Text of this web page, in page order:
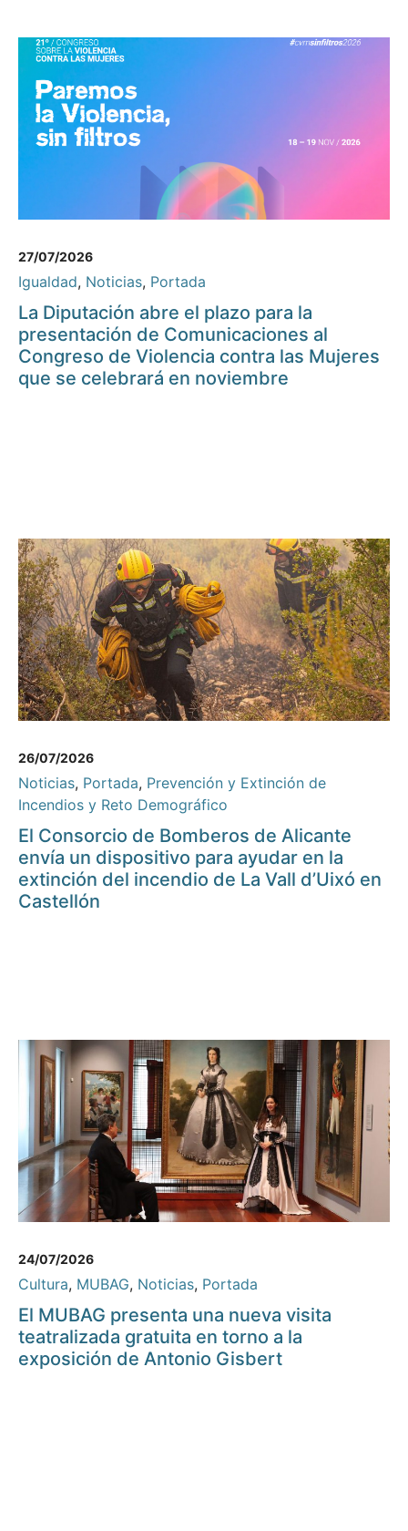
27/07/2026
Igualdad, Noticias, Portada
La Diputación abre el plazo para la
presentación de Comunicaciones al
Congreso de Violencia contra las Mujeres
que se celebrará en noviembre
26/07/2026
Noticias, Portada, Prevención y Extinción de
Incendios y Reto Demográfico
El Consorcio de Bomberos de Alicante
envía un dispositivo para ayudar en la
extinción del incendio de La Vall d’Uixó en
Castellón
24/07/2026
Cultura, MUBAG, Noticias, Portada
El MUBAG presenta una nueva visita
teatralizada gratuita en torno a la
exposición de Antonio Gisbert